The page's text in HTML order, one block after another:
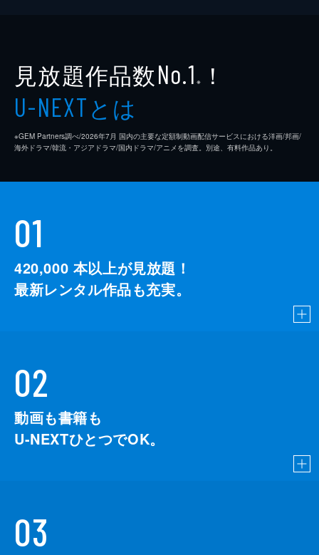
見放題作品数No.1 ※ ！
U-NEXTとは
※GEM Partners調べ/2026年7⽉ 国内の主要な定額制動画配信サービスにおける洋画/邦画/
海外ドラマ/韓流・アジアドラマ/国内ドラマ/アニメを調査。別途、有料作品あり。
01
420,000 本以上が見放題！
最新レンタル作品も充実。
02
動画も書籍も
U-NEXTひとつでOK。
03